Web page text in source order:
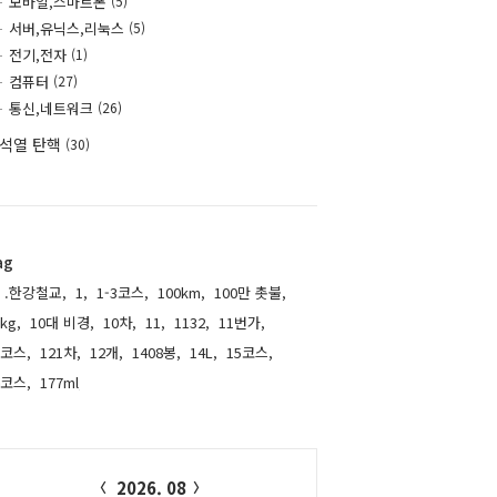
서버,유닉스,리눅스 (5)
전기,전자 (1)
컴퓨터 (27)
통신,네트워크 (26)
열 탄핵 (30)
.한강철교, 1, 1-3코스, 100km, 100만 촛불,
10대 비경, 10차, 11, 1132, 11번가,
스, 121차, 12개, 1408봉, 14L, 15코스,
스, 177ml,
2026. 08